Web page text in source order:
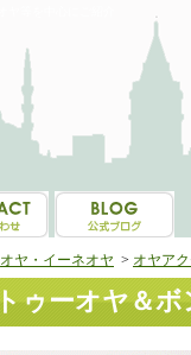
オヤ・イーネオヤ > オヤア
トゥーオヤ＆